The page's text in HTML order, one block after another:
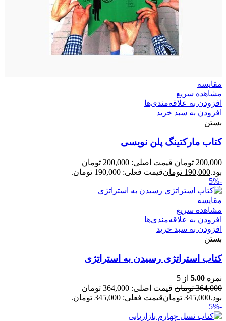
مقایسه
مشاهده سریع
افزودن به علاقه‌مندی‌ها
افزودن به سبد خرید
بستن
کتاب مارکتینگ پلن نویسی
200,000 تومان
قیمت اصلی: 200,000 تومان
بود.190,000 تومانقیمت فعلی: 190,000 تومان.
-5%
مقایسه
مشاهده سریع
افزودن به علاقه‌مندی‌ها
افزودن به سبد خرید
بستن
کتاب استراتژی رسیدن به استراتژی
نمره 5.00 از 5
364,000 تومان
قیمت اصلی: 364,000 تومان
بود.345,000 تومانقیمت فعلی: 345,000 تومان.
-5%